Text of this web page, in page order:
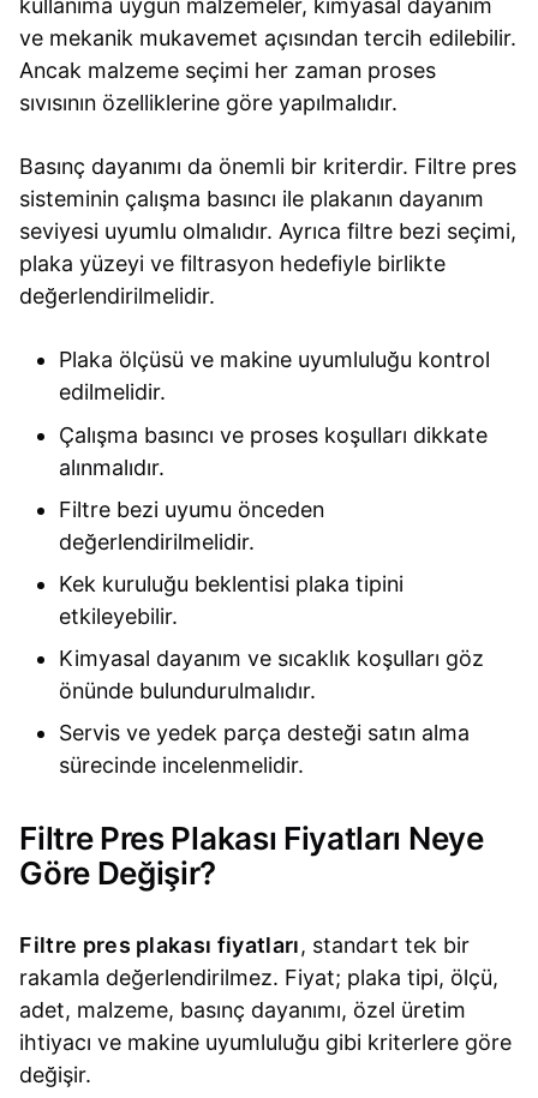
kullanıma uygun malzemeler, kimyasal dayanım
ve mekanik mukavemet açısından tercih edilebilir.
Ancak malzeme seçimi her zaman proses
sıvısının özelliklerine göre yapılmalıdır.
Basınç dayanımı da önemli bir kriterdir. Filtre pres
sisteminin çalışma basıncı ile plakanın dayanım
seviyesi uyumlu olmalıdır. Ayrıca filtre bezi seçimi,
plaka yüzeyi ve filtrasyon hedefiyle birlikte
değerlendirilmelidir.
Plaka ölçüsü ve makine uyumluluğu kontrol
edilmelidir.
Çalışma basıncı ve proses koşulları dikkate
alınmalıdır.
Filtre bezi uyumu önceden
değerlendirilmelidir.
Kek kuruluğu beklentisi plaka tipini
etkileyebilir.
Kimyasal dayanım ve sıcaklık koşulları göz
önünde bulundurulmalıdır.
Servis ve yedek parça desteği satın alma
sürecinde incelenmelidir.
Filtre Pres Plakası Fiyatları Neye
Göre Değişir?
Filtre pres plakası fiyatları, standart tek bir
rakamla değerlendirilmez. Fiyat; plaka tipi, ölçü,
adet, malzeme, basınç dayanımı, özel üretim
ihtiyacı ve makine uyumluluğu gibi kriterlere göre
değişir.